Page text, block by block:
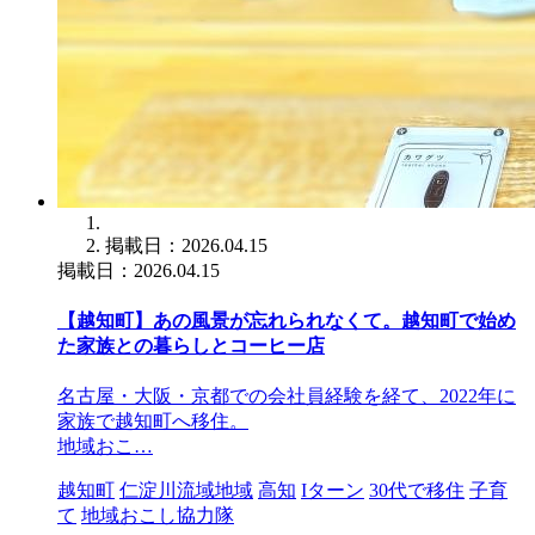
掲載日：2026.04.15
掲載日：2026.04.15
【越知町】あの風景が忘れられなくて。越知町で始め
た家族との暮らしとコーヒー店
名古屋・大阪・京都での会社員経験を経て、2022年に
家族で越知町へ移住。
地域おこ…
越知町 仁淀川流域地域 高知 Iターン 30代で移住 子育
て 地域おこし協力隊